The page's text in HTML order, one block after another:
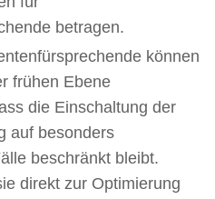
betragen.
können
frühen Ebene
die Einschaltung der
auf besonders
beschränkt bleibt.
direkt zur Optimierung